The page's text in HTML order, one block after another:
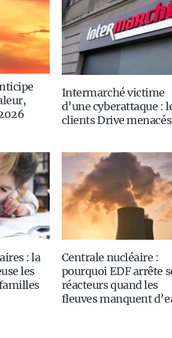
Intermarché victime
d’une cyberattaque :
clients Drive menacés
: la
les
Centrale nucléaire :
pourquoi EDF arrête
réacteurs quand les
fleuves manquent